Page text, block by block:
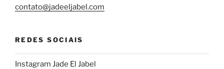
contato@jadeeljabel.com
REDES SOCIAIS
Instagram Jade El Jabel